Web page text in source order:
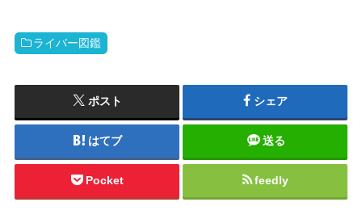
ライバー図鑑
ポスト シェア
はてブ 送る
Pocket feedly